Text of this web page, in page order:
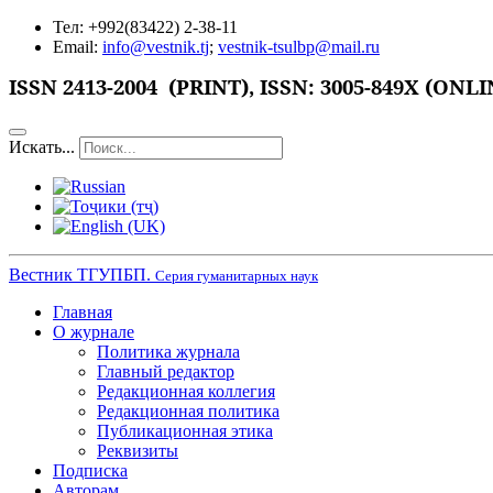
Тел: +992(83422) 2-38-11
Email: info@vestnik.tj; vestnik-tsulbp@mail.ru
ISSN 2413-2004 (PRINT), ISSN: 3005-849X
Искать...
Вестник ТГУПБП. Серия гуманитарных наук
Главная
О журнале
Политика журнала
Главный редактор
Редакционная коллегия
Редакционная политика
Публикационная этика
Реквизиты
Подписка